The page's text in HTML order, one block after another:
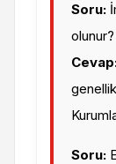
Soru:
olunur?
Soru: